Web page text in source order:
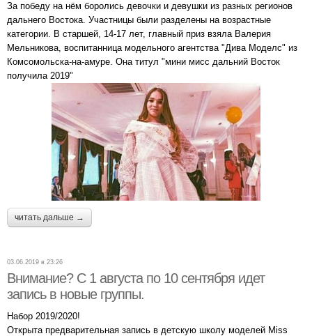
За победу на нём боролись девочки и девушки из разных регионов
дальнего Востока. Участницы были разделены на возрастные
категории. В старшей, 14-17 лет, главный приз взяла Валерия
Мельникова, воспитанница модельного агентства "Дива Моделс" из
Комсомольска-на-амуре. Она титул "мини мисс дальний Восток
получила 2019"
читать дальше →
03.06.2019 в 23:26
Внимание? С 1 августа по 10 сентября идет
запись в новые группы.
Набор 2019/2020!
Открыта предварительная запись в детскую школу моделей Miss